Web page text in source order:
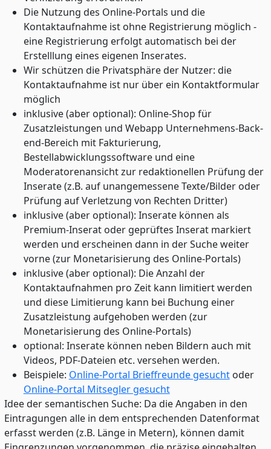
Die Nutzung des Online-Portals und die
Kontaktaufnahme ist ohne Registrierung möglich -
eine Registrierung erfolgt automatisch bei der
Erstelllung eines eigenen Inserates.
Wir schützen die Privatsphäre der Nutzer: die
Kontaktaufnahme ist nur über ein Kontaktformular
möglich
inklusive (aber optional): Online-Shop für
Zusatzleistungen und Webapp Unternehmens-Back-
end-Bereich mit Fakturierung,
Bestellabwicklungssoftware und eine
Moderatorenansicht zur redaktionellen Prüfung der
Inserate (z.B. auf unangemessene Texte/Bilder oder
Prüfung auf Verletzung von Rechten Dritter)
inklusive (aber optional): Inserate können als
Premium-Inserat oder geprüftes Inserat markiert
werden und erscheinen dann in der Suche weiter
vorne (zur Monetarisierung des Online-Portals)
inklusive (aber optional): Die Anzahl der
Kontaktaufnahmen pro Zeit kann limitiert werden
und diese Limitierung kann bei Buchung einer
Zusatzleistung aufgehoben werden (zur
Monetarisierung des Online-Portals)
optional: Inserate können neben Bildern auch mit
Videos, PDF-Dateien etc. versehen werden.
Beispiele: Online-Portal Brieffreunde gesuchtoder
Online-Portal Mitsegler gesucht
Idee der semantischen Suche: Da die Angaben in den
Eintragungen alle in dem entsprechenden Datenformat
erfasst werden (z.B. Länge in Metern), können damit